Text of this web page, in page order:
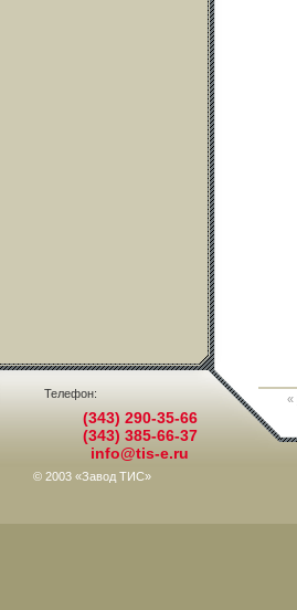
© 2003 «Завод ТИС»
Телефон:
(343) 290-35-66
(343) 385-66-37
info@tis-e.ru
«